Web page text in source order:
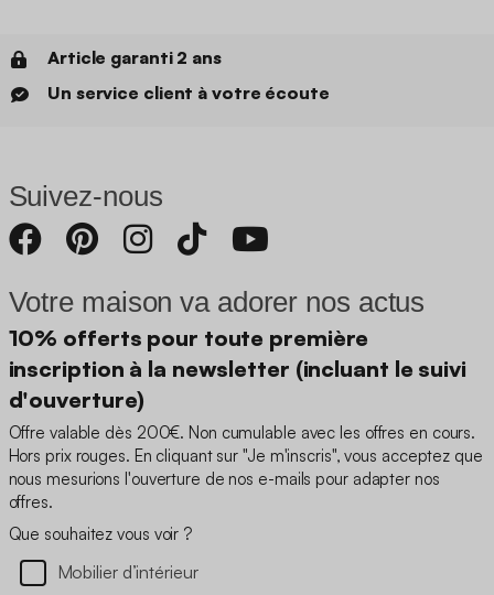
Article garanti 2 ans
Un service client à votre écoute
Suivez-nous
Votre maison va adorer nos actus
10% offerts pour toute première
inscription à la newsletter (incluant le suivi
d'ouverture)
Offre valable dès 200€. Non cumulable avec les offres en cours.
Hors prix rouges. En cliquant sur "Je m'inscris", vous acceptez que
nous mesurions l'ouverture de nos e-mails pour adapter nos
offres.
Que souhaitez vous voir ?
Mobilier d’intérieur